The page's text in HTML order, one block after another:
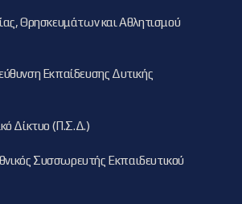
Θρησκευμάτων και Αθλητισμού
Εκπαίδευσης Δυτικής
Δίκτυο (Π.Σ.Δ.)
Συσσωρευτής Εκπαιδευτικού